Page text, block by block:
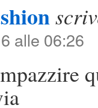
alle 06:26